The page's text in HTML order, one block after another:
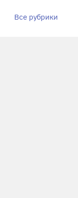
Все рубрики